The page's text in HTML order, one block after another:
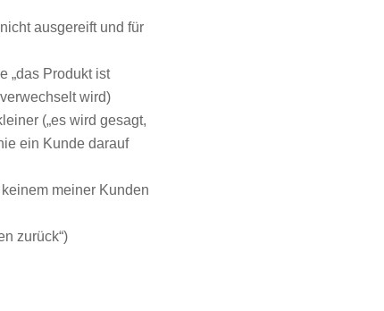
ausgereift und für
„das Produkt ist
wird)
(„es wird gesagt,
ein Kunde darauf
meiner Kunden
zurück“)